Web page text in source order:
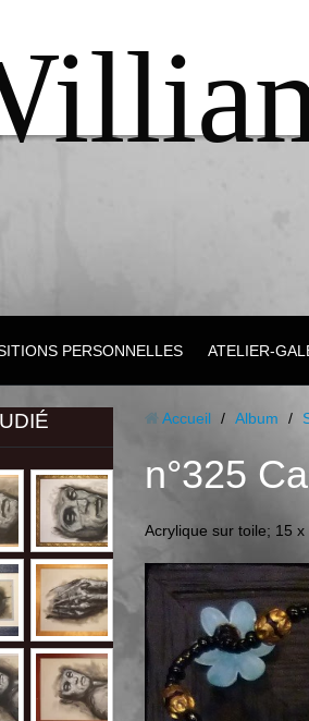
PERSONNELLES ATELIER-
Accueil / Album /
n°325
Acrylique sur toile; 15